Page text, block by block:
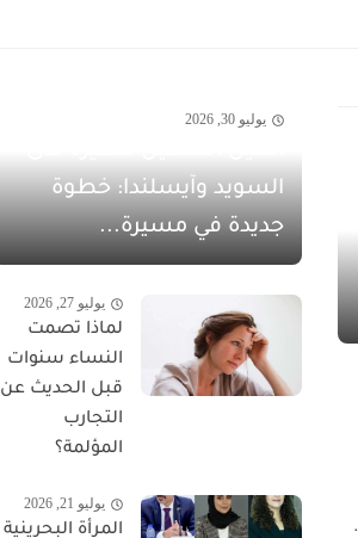
يوليو 30, 2026
السويد وآيسلندا: خطوة
جديدة في مسيرة...
يوليو 27, 2026
لماذا تصمت
النساء سنوات
قبل الحديث عن
التجارب
المؤلمة؟
يوليو 21, 2026
المرأة البحرينية